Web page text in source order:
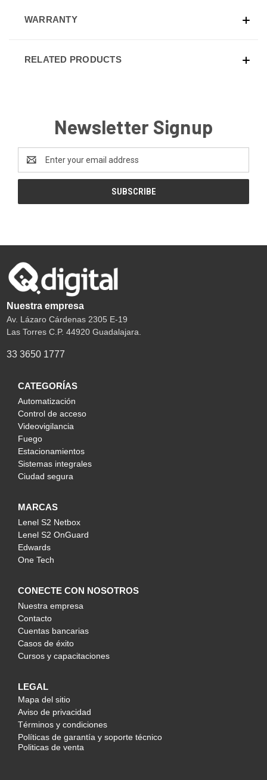
WARRANTY
RELATED PRODUCTS
Newsletter Signup
Email
Address
Nuestra empresa
Av. Lázaro Cárdenas 2305 E-19
Las Torres C.P. 44920 Guadalajara.
33 3650 1777
CATEGORÍAS
Automatización
Control de acceso
Videovigilancia
Fuego
Estacionamientos
Sistemas integrales
Ciudad segura
MARCAS
Lenel S2 Netbox
Lenel S2 OnGuard
Edwards
One Tech
CONECTE CON NOSOTROS
Nuestra empresa
Contacto
Cuentas bancarias
Casos de éxito
Cursos y capacitaciones
LEGAL
Mapa del sitio
Aviso de privacidad
Términos y condiciones
Políticas de garantía y soporte técnico
Politicas de venta